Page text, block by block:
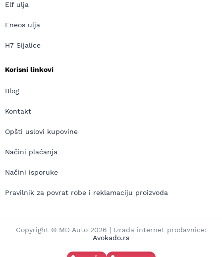
Elf ulja
Eneos ulja
H7 Sijalice
Korisni linkovi
Blog
Kontakt
Opšti uslovi kupovine
Načini plaćanja
Načini isporuke
Pravilnik za povrat robe i reklamaciju proizvoda
Copyright © MD Auto 2026 | Izrada internet prodavnice:
Avokado.rs